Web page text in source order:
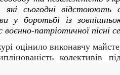
які сьогодні відстоюють
у боротьбі із
патріотичної пісні
оцінило виконавчу
колективів